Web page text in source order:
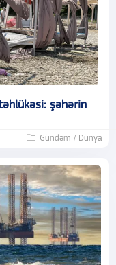
şəhərin
Gündəm / Dünya